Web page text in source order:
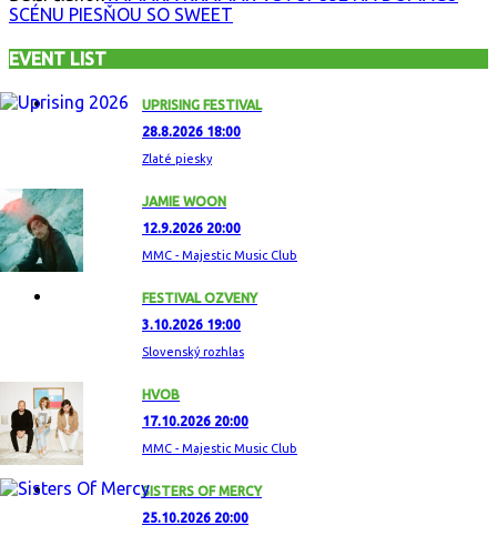
SCÉNU PIESŇOU SO SWEET
EVENT LIST
UPRISING FESTIVAL
28.8.2026 18:00
Zlaté piesky
JAMIE WOON
12.9.2026 20:00
MMC - Majestic Music Club
FESTIVAL OZVENY
3.10.2026 19:00
Slovenský rozhlas
HVOB
17.10.2026 20:00
MMC - Majestic Music Club
SISTERS OF MERCY
25.10.2026 20:00